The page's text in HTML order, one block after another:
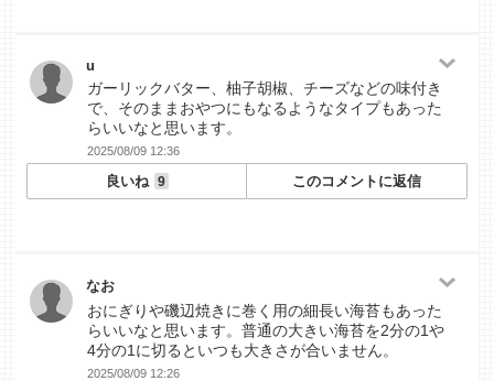
u
ガーリックバター、柚子胡椒、チーズなどの味付き
で、そのままおやつにもなるようなタイプもあった
らいいなと思います。
2025/08/09 12:36
良いね 9 このコメントに返信
なお
おにぎりや磯辺焼きに巻く用の細長い海苔もあった
らいいなと思います。普通の大きい海苔を2分の1や
4分の1に切るといつも大きさが合いません。
2025/08/09 12:26